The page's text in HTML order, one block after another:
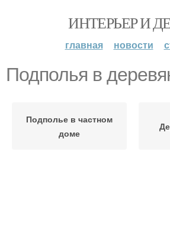
ИНТЕРЬЕР И
главная новости
Подполья в
Подполье в частном
доме